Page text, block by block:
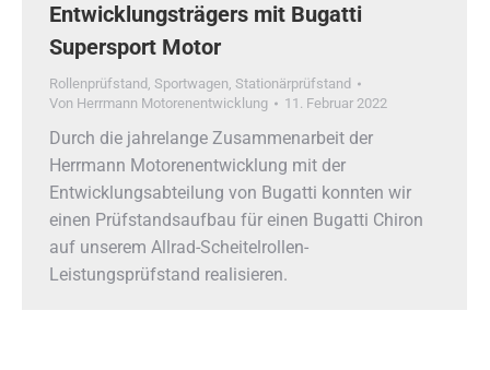
Entwicklungsträgers mit Bugatti
Supersport Motor
Rollenprüfstand , Sportwagen, Stationärprüfstand
Von Herrmann Motorenentwicklung 11. Februar 2022
Durch die jahrelange Zusammenarbeit der
Herrmann Motorenentwicklung mit der
Entwicklungsabteilung von Bugatti konnten wir
einen Prüfstandsaufbau für einen Bugatti Chiron
auf unserem Allrad-Scheitelrollen-
Leistungsprüfstand realisieren.